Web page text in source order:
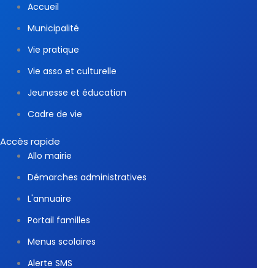
Accueil
Municipalité
Vie pratique
Vie asso et culturelle
Jeunesse et éducation
Cadre de vie
Accès rapide
Allo mairie
Démarches administratives
L'annuaire
Portail familles
Menus scolaires
Alerte SMS